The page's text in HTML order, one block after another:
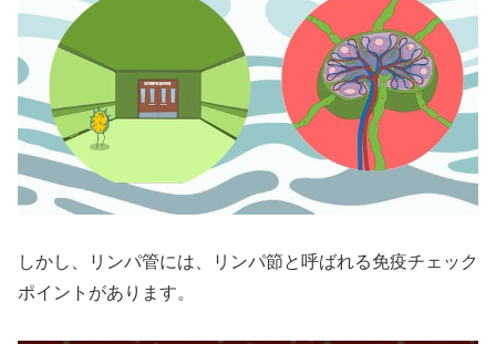
しかし、リンパ管には、リンパ節と呼ばれる免疫チェック
ポイントがあります。